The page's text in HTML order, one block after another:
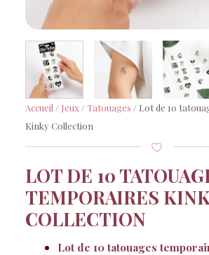
Accueil / Jeux /Tatouages / Lot de 10
Kinky Collection
LOT DE 10
TEMPORAIRES
COLLECTION
Lot de 10 tatouages